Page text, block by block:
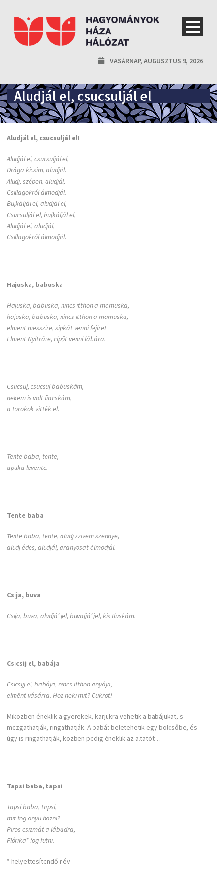
VASÁRNAP, AUGUSZTUS 9, 2026
Aludjál el, csucsuljál el
Aludjál el, csucsuljál el!
Aludjál el, csucsuljál el,
Drága kicsim, aludjál.
Aludj, szépen, aludjál,
Csillagokról álmodjál.
Bujkáljál el, aludjál el,
Csucsuljál el, bujkáljál el,
Aludjál el, aludjál,
Csillagokról álmodjál.
Hajuska, babuska
Hajuska, babuska, nincs itthon a mamuska,
hajuska, babuska, nincs itthon a mamuska,
elment messzire, sipkát venni fejire!
Elment Nyitráre, cipőt venni lábára.
Csucsuj, csucsuj babuskám,
nekem is volt fiacskám,
a törökök vitték el.
Tente baba, tente,
apuka levente.
Tente baba
Tente baba, tente, aludj szivem szennye,
aludj édes, aludjál, aranyosat álmodjál.
Csija, buva
Csija, buva, aludjá’ jel, buvajjá’ jel, kis Iluskám.
Csicsij el, babája
Csicsijj el, babája, nincs itthon anyája,
elmënt vásárra. Hoz neki mit? Cukrot!
Miközben éneklik a gyerekek, karjukra vehetik a babájukat, s
mozgathatják, ringathatják. A babát beletehetik egy bölcsőbe, és
úgy is ringathatják, közben pedig éneklik az altatót…
Tapsi baba, tapsi
Tapsi baba, tapsi,
mit fog anyu hozni?
Piros csizmát a lábadra,
Flórika* fog futni.
* helyettesítendő név